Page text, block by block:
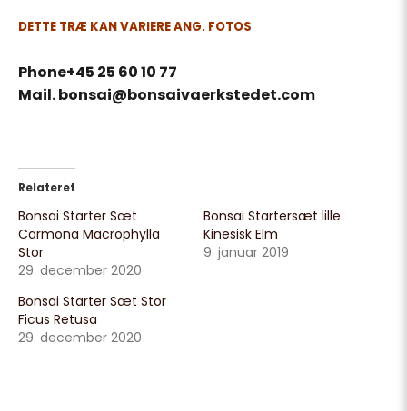
DETTE TRÆ KAN VARIERE ANG. FOTOS
Phone+45 25 60 10 77
Mail. bonsai@bonsaivaerkstedet.com
Relateret
Bonsai Starter Sæt
Carmona Macrophylla
Stor
29. december 2020
Bonsai Startersæt lille
Kinesisk Elm
9. januar 2019
Bonsai Starter Sæt Stor
Ficus Retusa
29. december 2020